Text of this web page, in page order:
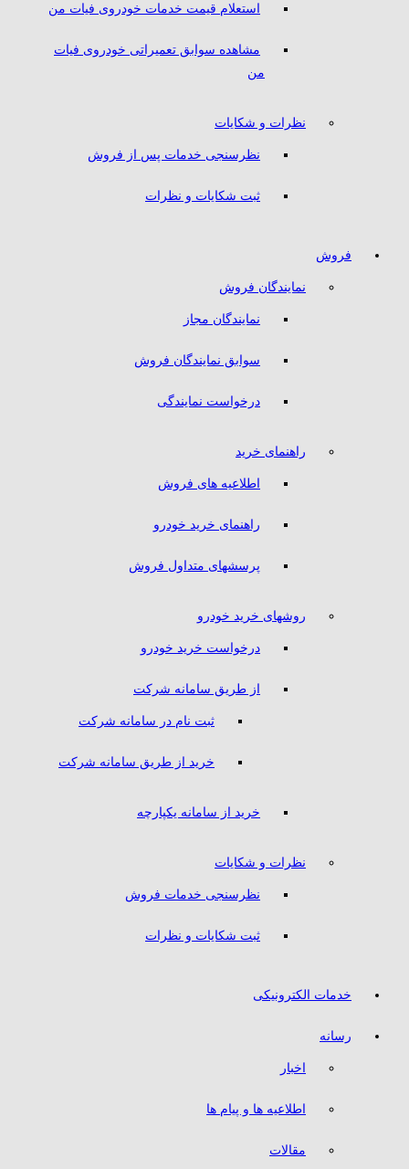
استعلام قیمت خدمات خودروی فیات من
مشاهده سوابق تعمیراتی خودروی فیات
من
نظرات و شکایات
نظرسنجی خدمات پس از فروش
ثبت شکایات و نظرات
فروش
نمایندگان فروش
نمایندگان مجاز
سوابق نمایندگان فروش
درخواست نمایندگی
راهنمای خرید
اطلاعیه های فروش
راهنمای خرید خودرو
پرسشهای متداول فروش
روشهای خرید خودرو
درخواست خرید خودرو
از طریق سامانه شرکت
ثبت نام در سامانه شرکت
خرید از طریق سامانه شرکت
خرید از سامانه یکپارچه
نظرات و شکایات
نظرسنجی خدمات فروش
ثبت شکایات و نظرات
خدمات الکترونیکی
رسانه
اخبار
اطلاعیه ها و پیام ها
مقالات